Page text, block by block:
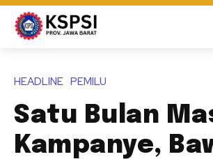
HEADLINE PEMILU
Satu Bulan
Kampanye,